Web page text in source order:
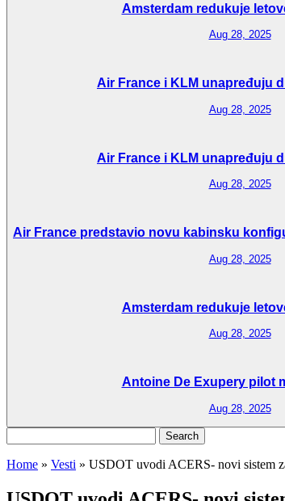
Amsterdam redukuje
Aug 28, 2025
Air France i KLM unapređuju
Aug 28, 2025
Air France i KLM unapređuju
Aug 28, 2025
Air France predstavio novu kabinsku
Aug 28, 2025
Amsterdam redukuje
Aug 28, 2025
Antoine De Exupery pilot
Aug 28, 2025
for:
Home » Vesti » USDOT uvodi ACERS- novi sistem